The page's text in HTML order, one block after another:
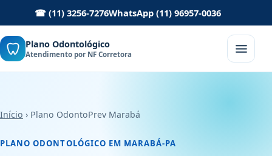
☎ (11) 3256-7276WhatsApp (11) 96957-0036
Plano Odontológico
Atendimento por NF Corretora
Início › Plano OdontoPrev Marabá
PLANO ODONTOLÓGICO EM MARABÁ-PA